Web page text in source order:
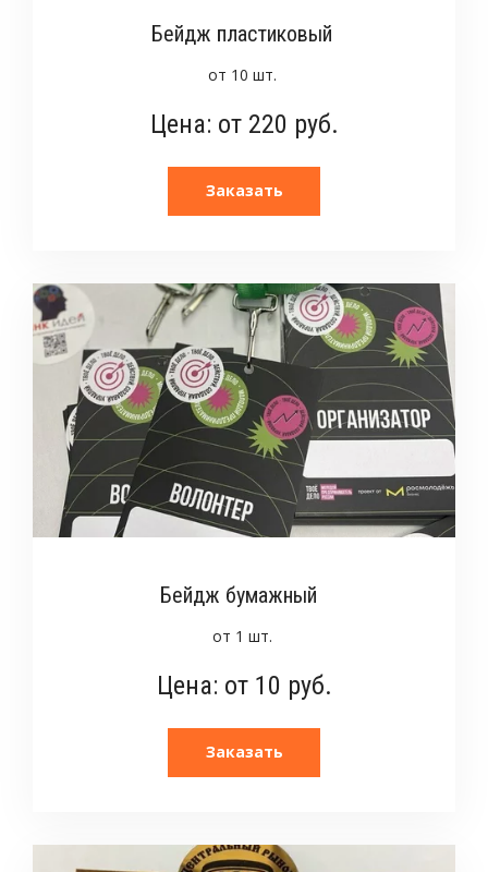
Бейдж пластиковый
Цена: от 220 руб.
от 10 шт.
Заказать
Бейдж бумажный
Цена: от 10 руб.
от 1 шт.
Заказать